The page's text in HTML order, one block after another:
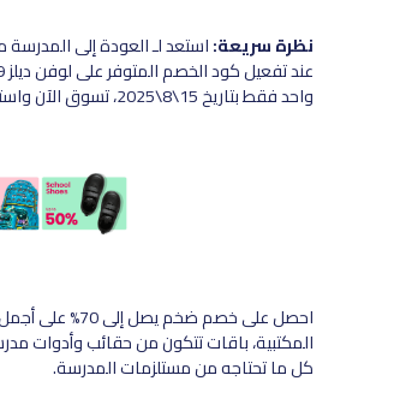
نظرة سريعة:
واحد فقط بتاريخ 15\8\2025، تسوق الآن واستفد من هذه العروض الرائعة.
احصل على خصم
المكتبية، باقات تتكون من حقائب وأدوات
كل ما تحتاجه من مستلزمات المدرسة.